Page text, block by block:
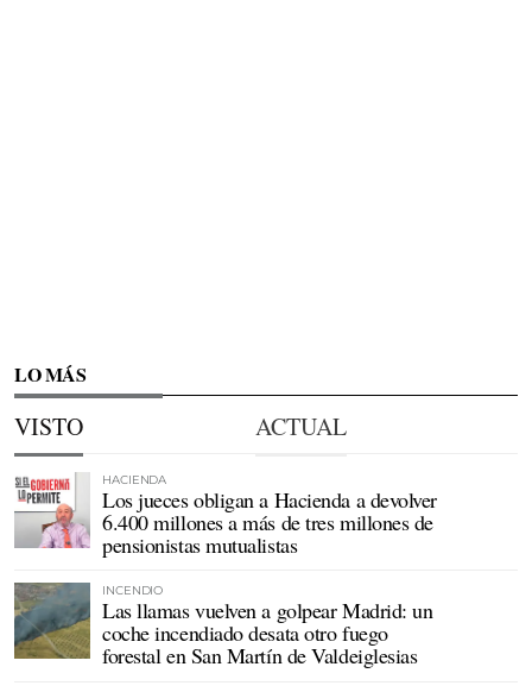
LO MÁS
VISTO ACTUAL
HACIENDA
Los jueces obligan a Hacienda a devolver
6.400 millones a más de tres millones de
pensionistas mutualistas
INCENDIO
Las llamas vuelven a golpear Madrid: un
coche incendiado desata otro fuego
forestal en San Martín de Valdeiglesias